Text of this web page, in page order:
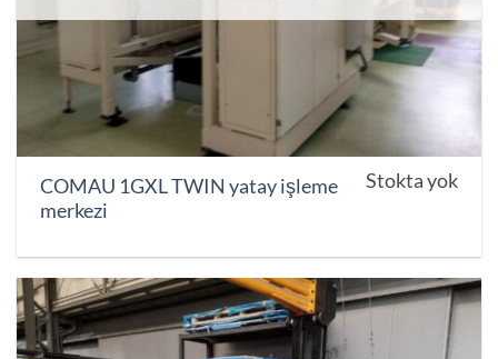
COMAU 1GXL TWIN yatay işleme
merkezi
Stokta yok